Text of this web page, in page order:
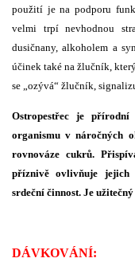
použití je na podporu
velmi trpí nevhodnou
dusičnany, alkoholem a
účinek také na žlučník,
se „ozývá“ žlučník,
Ostropestřec je přírodní
organismu v náročných
rovnováze cukrů.
příznivě ovlivňuje jejich
srdeční činnost. Je
DÁVKOVÁNÍ: